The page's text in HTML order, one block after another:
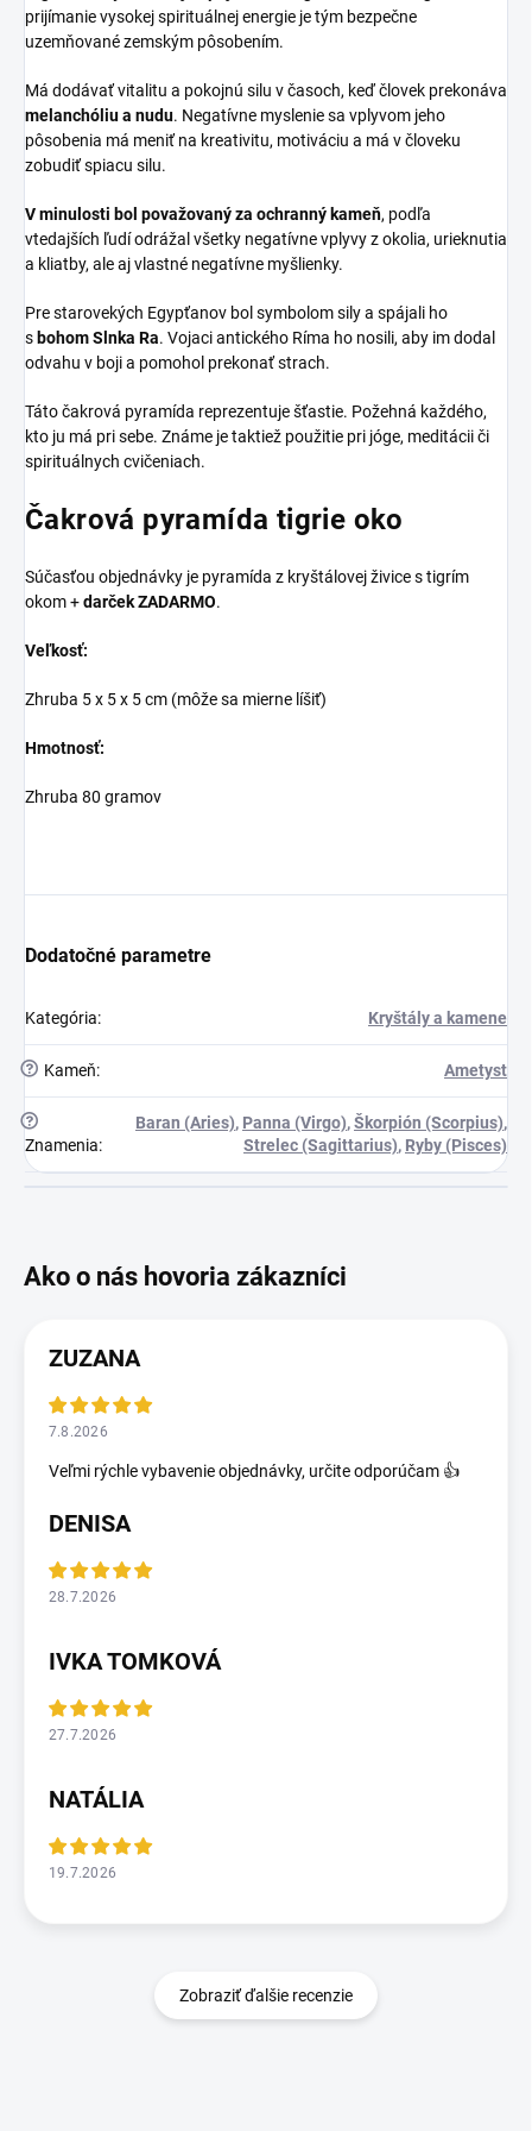
prijímanie vysokej spirituálnej energie je tým bezpečne
uzemňované zemským pôsobením.
Má dodávať vitalitu a pokojnú silu v časoch, keď človek prekonáva
melanchóliu a nudu. Negatívne myslenie sa vplyvom jeho
pôsobenia má meniť na kreativitu, motiváciu a má v človeku
zobudiť spiacu silu.
V minulosti bol považovaný za ochranný kameň, podľa
vtedajších ľudí odrážal všetky negatívne vplyvy z okolia, urieknutia
a kliatby, ale aj vlastné negatívne myšlienky.
Pre starovekých Egypťanov bol symbolom sily a spájali ho
sbohom Slnka Ra. Vojaci antického Ríma ho nosili, aby im dodal
odvahu v boji a pomohol prekonať strach.
Táto čakrová pyramída reprezentuje šťastie. Požehná každého,
kto ju má pri sebe. Známe je taktiež použitie pri jóge, meditácii či
spirituálnych cvičeniach.
Čakrová pyramída tigrie oko
Súčasťou objednávky je pyramída z kryštálovej živice s tigrím
okom +darček ZADARMO.
Veľkosť:
Zhruba 5 x 5 x 5 cm (môže sa mierne líšiť)
Hmotnosť:
Zhruba 80 gramov
Dodatočné parametre
Kategória: Kryštály a kamene
? Kameň: Ametyst
?
Znamenia:
Baran (Aries), Panna (Virgo),Škorpión (Scorpius),
Strelec (Sagittarius), Ryby (Pisces)
ZUZANA
7.8.2026
Veľmi rýchle vybavenie objednávky, určite odporúčam 👍
DENISA
28.7.2026
IVKA TOMKOVÁ
27.7.2026
NATÁLIA
19.7.2026
Zobraziť ďalšie recenzie